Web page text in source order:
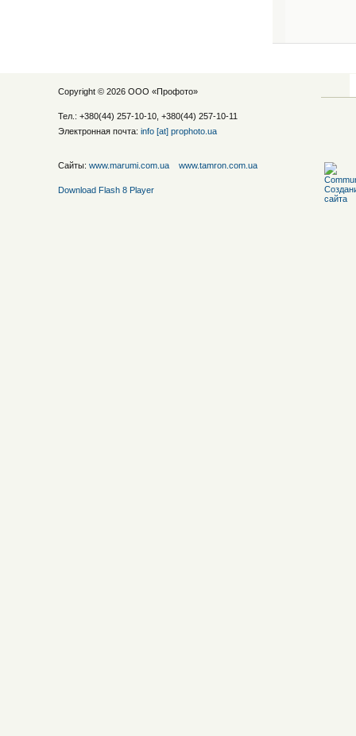
Copyright © 2026 ООО «Профото»
Тел.: +380(44) 257-10-10, +380(44) 257-10-11
Электронная почта: info [at] prophoto.ua
Сайты: www.marumi.com.ua www.tamron.com.ua
Download Flash 8 Player